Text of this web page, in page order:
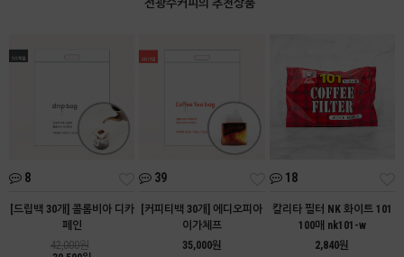
전광수커피의 추천상품
8
[드립백 30개] 콜롬비아 디카
페인
42,000원
39
[커피티백 30개] 에디오피아
이가체프
35,000원
18
칼리타 필터 NK 화이트 101
100매 nk101-w
2,840원